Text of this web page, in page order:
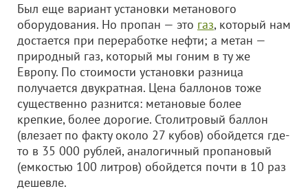
Был еще вариант установки метанового
оборудования. Но пропан — это газ, который нам
достается при переработке нефти; а метан —
природный газ, который мы гоним в ту же
Европу. По стоимости установки разница
получается двукратная. Цена баллонов тоже
существенно разнится: метановые более
крепкие, более дорогие. Столитровый баллон
(влезает по факту около 27 кубов) обойдется где-
то в 35 000 рублей, аналогичный пропановый
(емкостью 100 литров) обойдется почти в 10 раз
дешевле.